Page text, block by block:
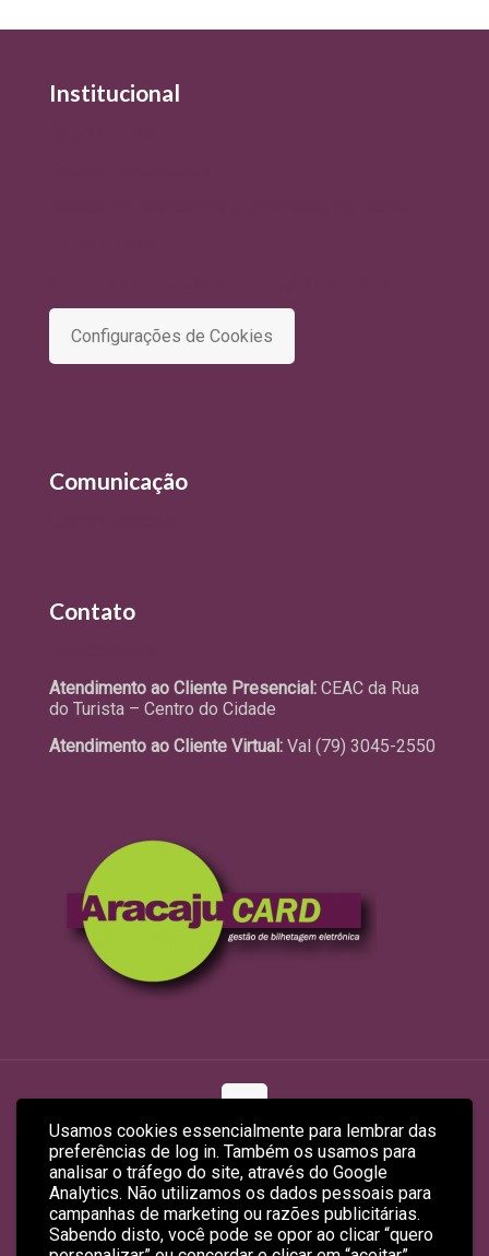
Usamos cookies essencialmente para lembrar das
preferências de log in. Também os usamos para
analisar o tráfego do site, através do Google
Analytics. Não utilizamos os dados pessoais para
campanhas de marketing ou razões publicitárias.
Sabendo disto, você pode se opor ao clicar “quero
Institucional
Configurações de Cookies
Comunicação
Contato
Atendimento ao Cliente Presencial: CEAC da Rua
do Turista – Centro do Cidade
Atendimento ao Cliente Virtual: Val (79) 3045-2550
© 2026 ARACAJUCARD LTDA
Site Produzido porEmpreendex.com&Baruk Soft